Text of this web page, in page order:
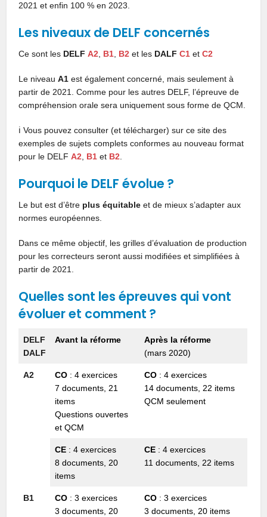
2021 et enfin 100 % en 2023.
Les niveaux de DELF concernés
Ce sont les DELF A2, B1, B2 et les DALF C1 etC2
Le niveauA1 est également concerné, mais seulement à
partir de 2021. Comme pour les autres DELF, l’épreuve de
compréhension orale sera uniquement sous forme de QCM.
ℹ️ Vous pouvez consulter (et télécharger) sur ce site des
exemples de sujets complets conformes au nouveau format
pour le DELFA2, B1 et B2.
Pourquoi le DELF évolue ?
Le but est d’être plus équitable et de mieux s’adapter aux
normes européennes.
Dans ce même objectif, les grilles d’évaluation de production
pour les correcteurs seront aussi modifiées et simplifiées à
partir de 2021.
Quelles sont les épreuves qui vont
évoluer et comment ?
DELF
DALF
Avant la réforme
Après la réforme
(mars 2020)
A2 CO : 4 exercices
7 documents, 21
items
Questions ouvertes
et QCM
CO : 4 exercices
14 documents, 22 items
QCM seulement
CE : 4 exercices
8 documents, 20
items
CE : 4 exercices
11 documents, 22 items
B1 CO : 3 exercices
3 documents, 20
CO : 3 exercices
3 documents, 20 items